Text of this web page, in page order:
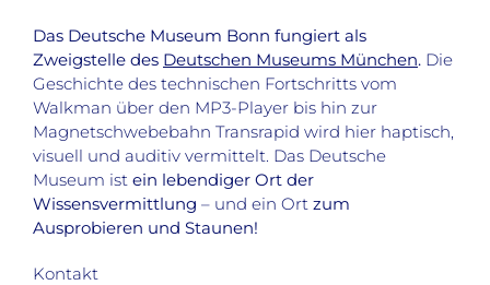
Das Deutsche Museum Bonn fungiert als
Zweigstelle des Deutschen Museums München. Die
Geschichte des technischen Fortschritts vom
Walkman über den MP3-Player bis hin zur
Magnetschwebebahn Transrapid wird hier haptisch,
visuell und auditiv vermittelt. Das Deutsche
Museum ist ein lebendiger Ort der
Wissensvermittlung – und ein Ort zum
Ausprobieren und Staunen!
Kontakt